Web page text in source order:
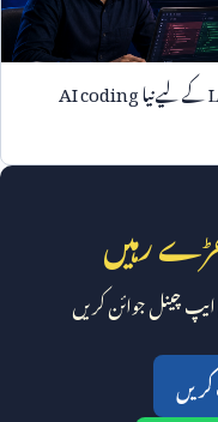
کے لیے نیاAI coding
رہیں
ایپ چینل جوائن کریں
کریں